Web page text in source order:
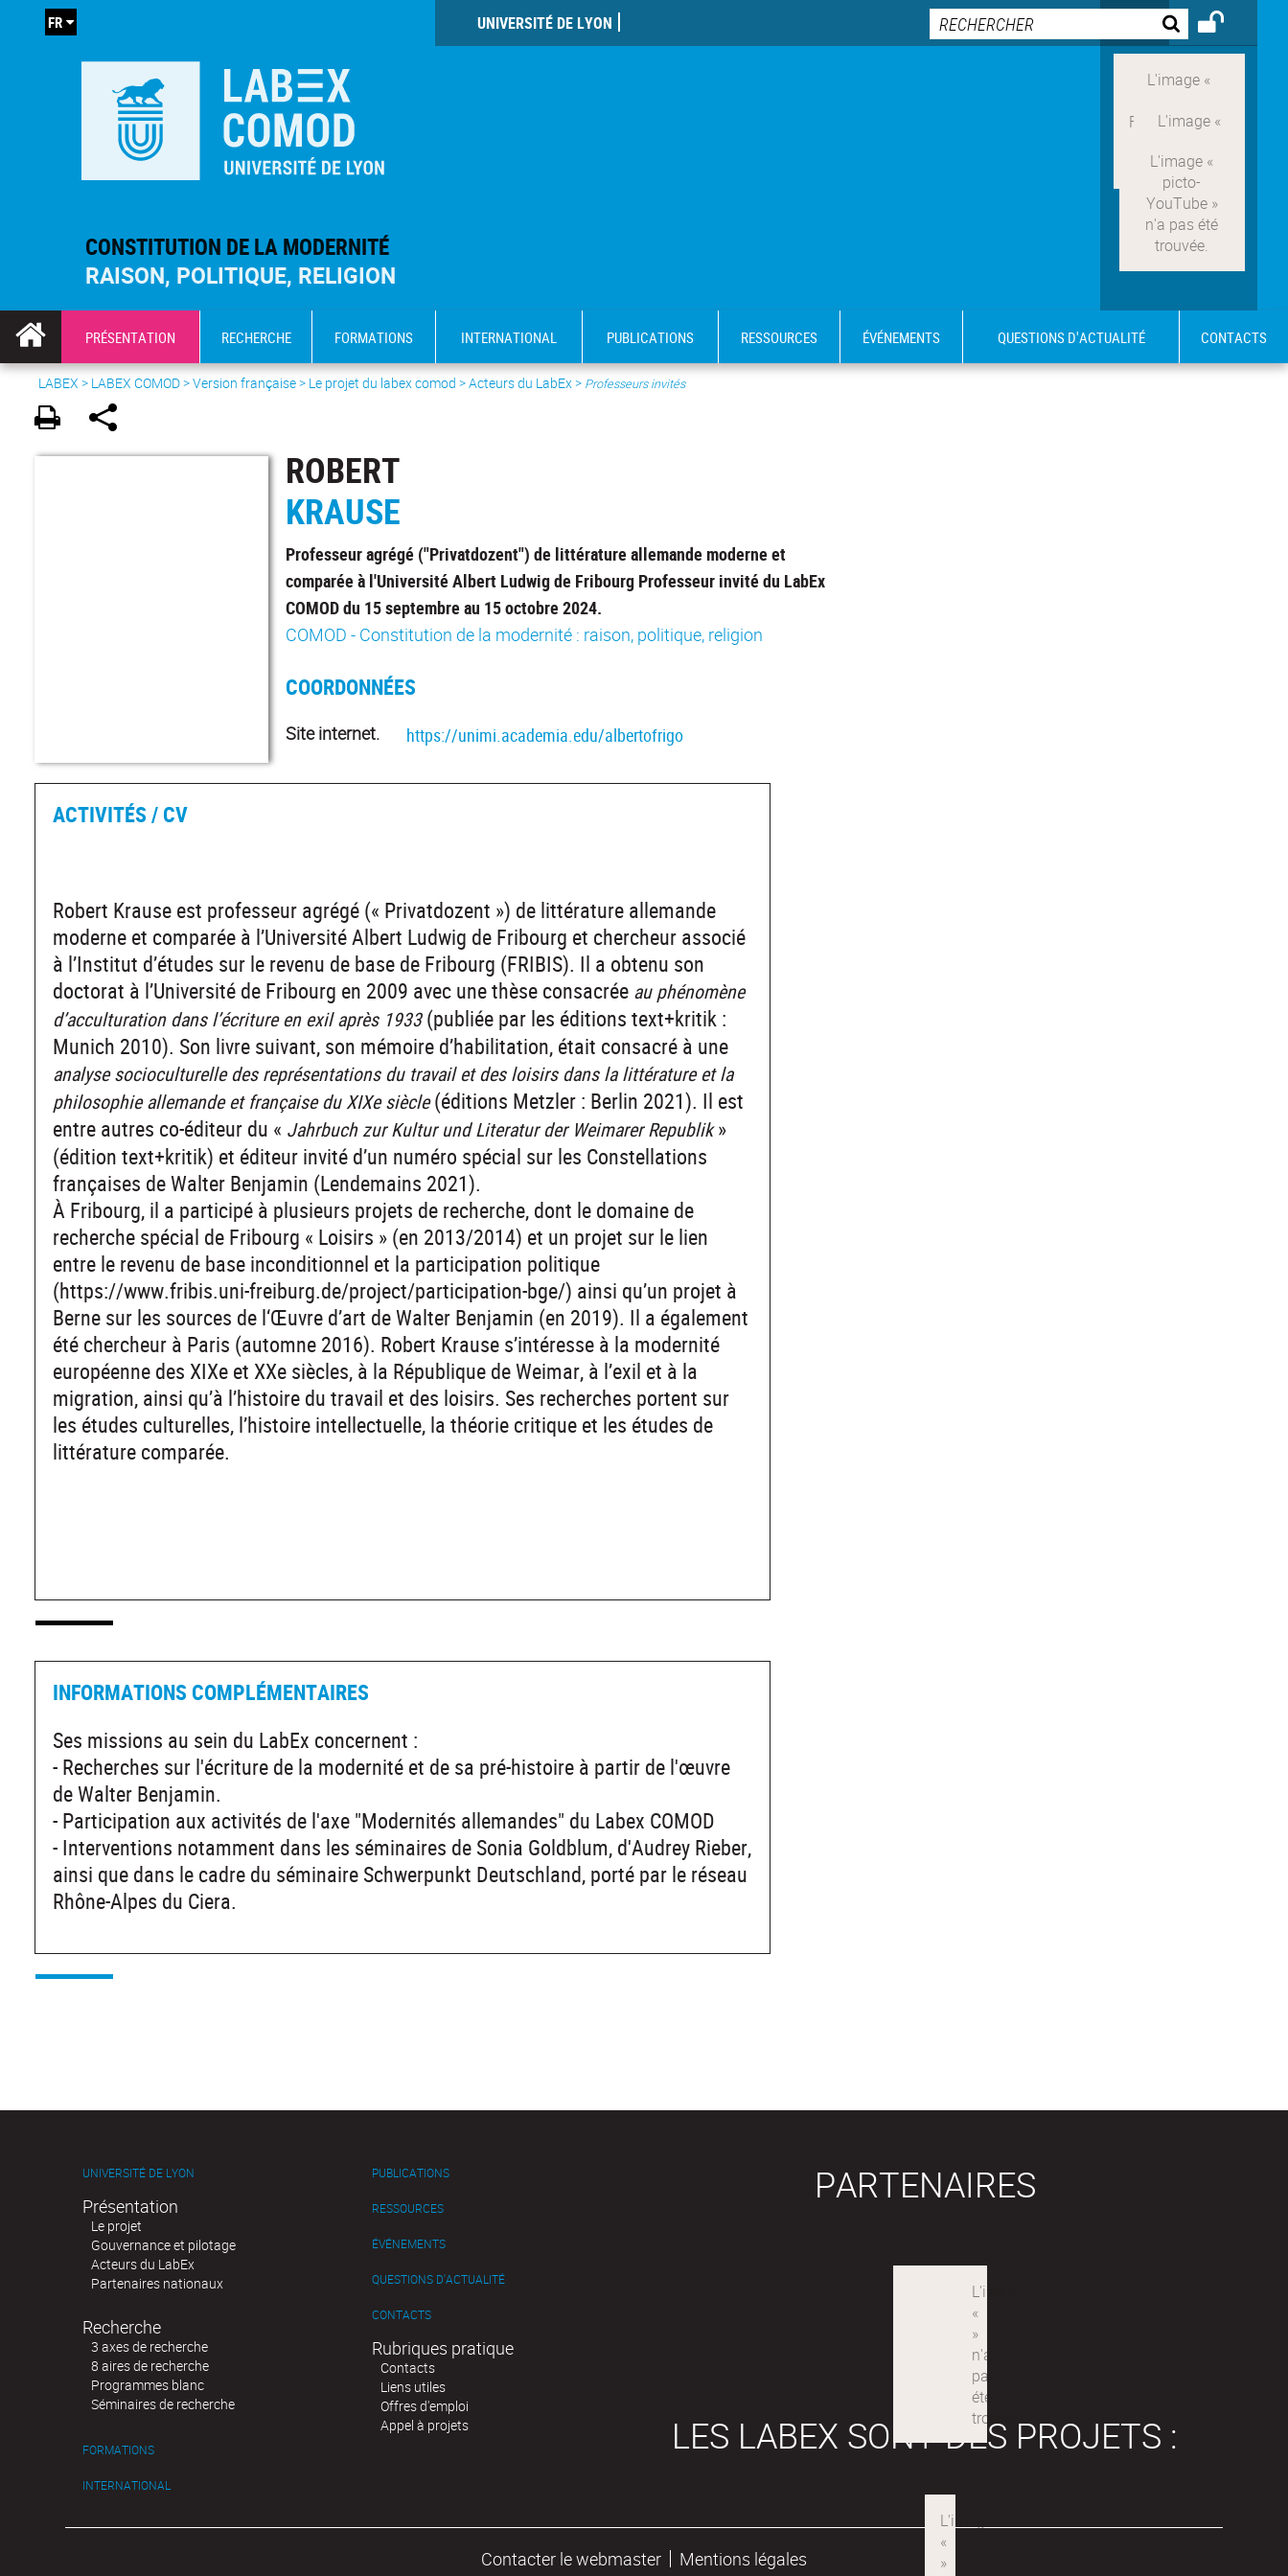
CONSTITUTION DE LA MODERNITÉ
RAISON, POLITIQUE, RELIGION
UNIVERSITÉ DE LYON
FR
PRÉSENTATION RECHERCHE FORMATIONS INTERNATIONAL PUBLICATIONS RESSOURCES ÉVÉNEMENTS QUESTIONS D'ACTUALITÉ CONTACTS
LABEX > LABEX COMOD>Version française> Le projet du labex comod >Acteurs du LabEx> Professeurs invités
ROBERT
KRAUSE
Professeur agrégé ("Privatdozent") de littérature allemande moderne et
comparée à l'Université Albert Ludwig de Fribourg Professeur invité du LabEx
COMOD du 15 septembre au 15 octobre 2024.
COMOD - Constitution de la modernité : raison, politique, religion
COORDONNÉES
Site internet. https://unimi.academia.edu/albertofrigo
ACTIVITÉS / CV
Robert Krause est professeur agrégé (« Privatdozent ») de littérature allemande
moderne et comparée à l’Université Albert Ludwig de Fribourg et chercheur associé
à l’Institut d’études sur le revenu de base de Fribourg (FRIBIS). Il a obtenu son
doctorat à l’Université de Fribourg en 2009 avec une thèse consacrée au phénomène
d’acculturation dans l’écriture en exil après 1933(publiée par les éditions text+kritik :
Munich 2010). Son livre suivant, son mémoire d’habilitation, était consacré à une
analyse socioculturelle des représentations du travail et des loisirs dans la littérature et la
philosophie allemande et française du XIXe siècle(éditions Metzler : Berlin 2021). Il est
entre autres co-éditeur du « Jahrbuch zur Kultur und Literatur der Weimarer Republik»
(édition text+kritik) et éditeur invité d’un numéro spécial sur les Constellations
françaises de Walter Benjamin (Lendemains 2021).
À Fribourg, il a participé à plusieurs projets de recherche, dont le domaine de
recherche spécial de Fribourg « Loisirs » (en 2013/2014) et un projet sur le lien
entre le revenu de base inconditionnel et la participation politique
(https://www.fribis.uni-freiburg.de/project/participation-bge/) ainsi qu’un projet à
Berne sur les sources de l‘Œuvre d’art de Walter Benjamin (en 2019). Il a également
été chercheur à Paris (automne 2016). Robert Krause s’intéresse à la modernité
européenne des XIXe et XXe siècles, à la République de Weimar, à l’exil et à la
migration, ainsi qu’à l’histoire du travail et des loisirs. Ses recherches portent sur
les études culturelles, l’histoire intellectuelle, la théorie critique et les études de
littérature comparée.
INFORMATIONS COMPLÉMENTAIRES
Ses missions au sein du LabEx concernent :
- Recherches sur l'écriture de la modernité et de sa pré-histoire à partir de l'œuvre
de Walter Benjamin.
- Participation aux activités de l'axe "Modernités allemandes" du Labex COMOD
- Interventions notamment dans les séminaires de Sonia Goldblum, d'Audrey Rieber,
ainsi que dans le cadre du séminaire Schwerpunkt Deutschland, porté par le réseau
Rhône-Alpes du Ciera.
UNIVERSITÉ DE LYON
Présentation
Le projet
Gouvernance et pilotage
Acteurs du LabEx
Partenaires nationaux
Recherche
3 axes de recherche
8 aires de recherche
Programmes blanc
Séminaires de recherche
FORMATIONS
INTERNATIONAL
PUBLICATIONS
RESSOURCES
ÉVÉNEMENTS
QUESTIONS D'ACTUALITÉ
CONTACTS
Rubriques pratique
Contacts
Liens utiles
Offres d'emploi
Appel à projets
PARTENAIRES
LES LABEX SONT DES PROJETS :
Contacter le webmaster Mentions légales